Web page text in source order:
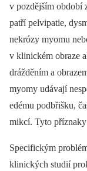
v pozdějším období
patří pelvipatie,
nekrózy myomu
v klinickém obraze
drážděním a
myomy udávají
edému podbřišku,
mikcí. Tyto
Specifickým
klinických studií